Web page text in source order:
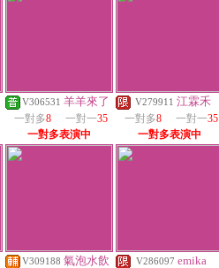
V306531 羊羊來了
一對多8 一對一35
一對多表演中
V279911 江霖禾
一對多8 一對一35
一對多表演中
V309188 氣泡水飲 V286097 emika